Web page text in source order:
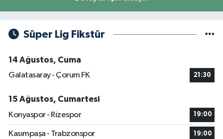
Süper Lig Fikstür
14 Ağustos, Cuma
Galatasaray - Çorum FK
21:30
15 Ağustos, Cumartesi
Konyaspor - Rizespor
19:00
Kasımpaşa - Trabzonspor 19:00